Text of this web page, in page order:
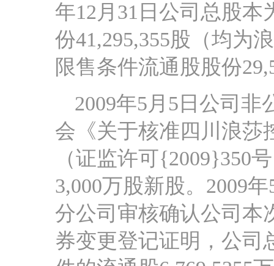
年12月31日公司总股本
份41,295,355股（均为
限售条件流通股股份
2009年5月5日公司
会《关于核准四川浪莎
（证监许可{2009}350
3,000万股新股。2009
分公司审核确认公司本
券变更登记证明，公司